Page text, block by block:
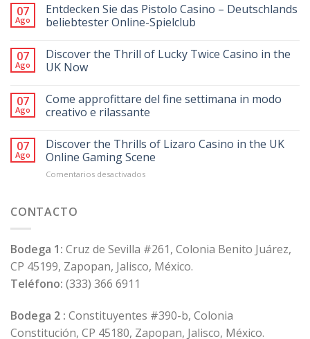
07
Ago
Entdecken Sie das Pistolo Casino – Deutschlands
beliebtester Online-Spielclub
07
Ago
Discover the Thrill of Lucky Twice Casino in the
UK Now
07
Ago
Come approfittare del fine settimana in modo
creativo e rilassante
07
Ago
Discover the Thrills of Lizaro Casino in the UK
Online Gaming Scene
Comentarios desactivadosen
Casino
in
the
Scene
CONTACTO
Bodega 1: Cruz de Sevilla #261, Colonia Benito Juárez,
CP 45199, Zapopan, Jalisco, México.
Teléfono: (333) 366 6911
Bodega 2 : Constituyentes #390-b, Colonia
Constitución, CP 45180, Zapopan, Jalisco, México.